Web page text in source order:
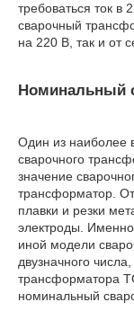
требоваться ток в
сварочный
на 220 В, так и от
Номинальный
Один из наиболее
сварочного
значение
трансформатор. От
плавки и резки
электроды. Именно
иной модели
двузначного
трансформатора
номинальный